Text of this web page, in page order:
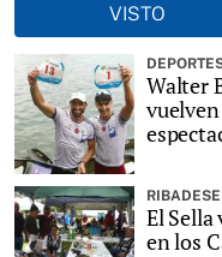
VISTO
Walter
El Sella
en los